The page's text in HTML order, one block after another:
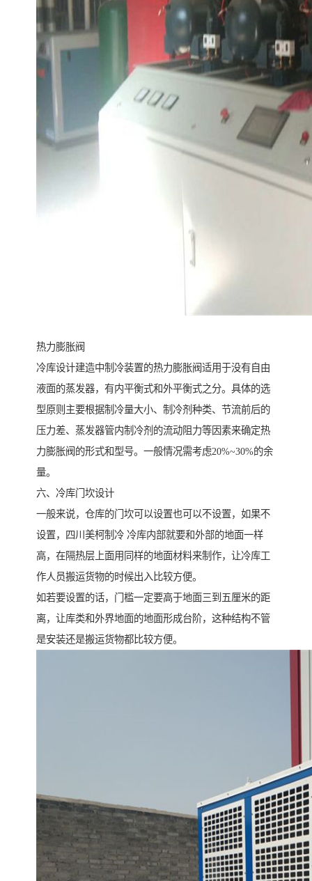
热力膨胀阀
冷库设计建造中制冷装置的热力膨胀阀适用于没有自由
液面的蒸发器，有内平衡式和外平衡式之分。具体的选
型原则主要根据制冷量大小、制冷剂种类、节流前后的
压力差、蒸发器管内制冷剂的流动阻力等因素来确定热
力膨胀阀的形式和型号。一般情况需考虑20%~30%的余
量。
六、冷库门坎设计
一般来说，仓库的门坎可以设置也可以不设置，如果不
设置，四川美柯制冷 冷库内部就要和外部的地面一样
高，在隔热层上面用同样的地面材料来制作，让冷库工
作人员搬运货物的时候出入比较方便。
如若要设置的话，门槛一定要高于地面三到五厘米的距
离，让库类和外界地面的地面形成台阶，这种结构不管
是安装还是搬运货物都比较方便。